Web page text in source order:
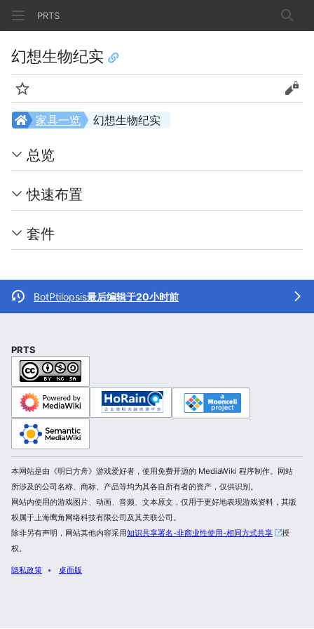
PRTS 搜索
幻想生物纪实
监视 查看
幻想生物纪实
家具一览
总览
快速布置
套件
BotPtilopsis最后编辑于20小时前
PRTS
本网站是由《明日方舟》游戏爱好者，使用免费开源的 MediaWiki 程序制作。网站
所涉及的公司名称、商标、产品等均为其各自所有者的资产，仅供识别。
网站内使用的游戏图片、动画、音频、文本原文，仅用于更好地表现游戏资料，其版
权属于上海鹰角网络科技有限公司及其关联公司。
除非另有声明，网站其他内容采用知识共享署名-非商业性使用-相同方式共享
授
权。
隐私政策 桌面版